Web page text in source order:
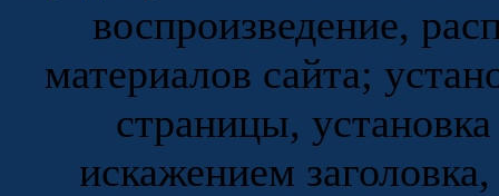
воспроизведение,
материалов сайта;
страницы,
искажением